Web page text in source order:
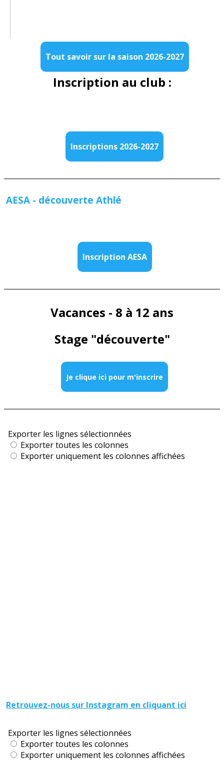
Tout savoir sur la saison 2026-2027
Inscription au club :
Inscriptions 2026-2027
AESA - découverte Athlé
Inscription AESA
Vacances - 8 à 12 ans
Stage "découverte"
Je clique ici pour m'inscrire
Retrouvez-nous sur Instagram en cliquant ici